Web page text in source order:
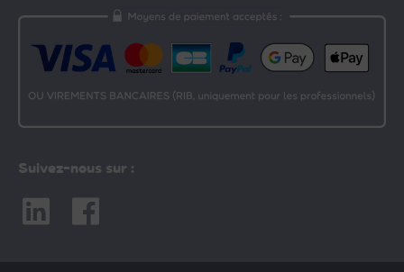
Suivez-nous sur :
LinkedinFacebook